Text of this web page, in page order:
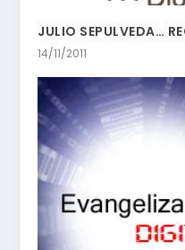
JULIO SEPULVEDA…
14/11/2011